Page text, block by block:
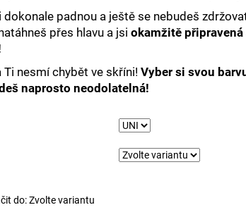
dokonale padnou a ještě se nebudeš
přes hlavu a jsi okamžitě
Ti nesmí chybět ve skříni! Vyber si svou
naprosto neodolatelná!
do:Zvolte variantu